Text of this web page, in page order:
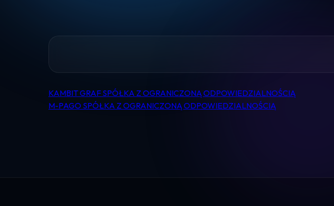
Nawigacja
KAMBIT GRAF SPÓŁKA Z OGRANICZONĄ ODPOWIEDZIALNOŚCIĄ
M-PAGO SPÓŁKA Z OGRANICZONĄ ODPOWIEDZIALNOŚCIĄ